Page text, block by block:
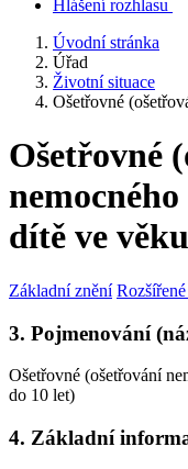
Hlášení rozhlasu
Úvodní stránka
Úřad
Životní situace
Ošetřovné
Ošetřovné
dítě ve
Základní znění
3. Pojmenování
Ošetřovné (ošetřování
do 10 let)
4. Základní